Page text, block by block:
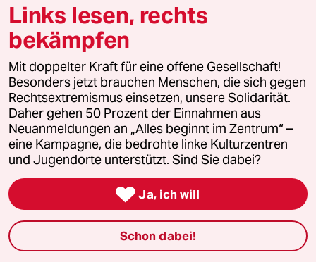
Newsletter
team zukunft
taz frisch
taz zahl ich
taz lab Infobrief
Links lesen, rechts
bekämpfen
Mit doppelter Kraft für eine offene Gesellschaft!
Besonders jetzt brauchen Menschen, die sich gegen
Rechtsextremismus einsetzen, unsere Solidarität.
Daher gehen 50 Prozent der Einnahmen aus
Neuanmeldungen an „Alles beginnt im Zentrum“ –
eine Kampagne, die bedrohte linke Kulturzentren
und Jugendorte unterstützt. Sind Sie dabei?
 Ja, ich will
Schon dabei!